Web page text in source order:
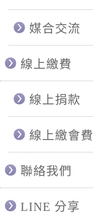
媒合交流
線上繳費
線上捐款
線上繳會費
聯絡我們
LINE 分享